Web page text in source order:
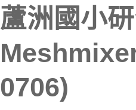
蘆洲國小
0706)